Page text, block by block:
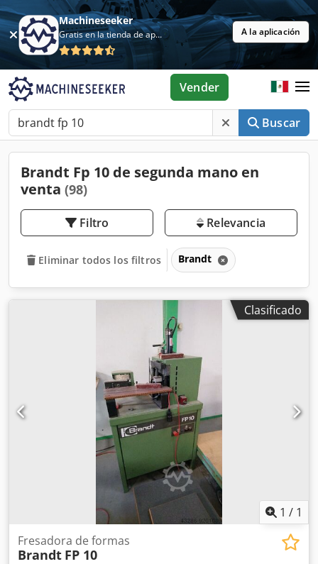
Machineseeker
Gratis en la tienda de aplicaciones A la aplicación
Buscar
Vender
Brandt Fp 10 de segunda mano en
venta (98)
Filtro Relevancia
Eliminar todos los filtros Brandt
Clasificado
1 / 1
Fresadora de formas
Brandt FP 10